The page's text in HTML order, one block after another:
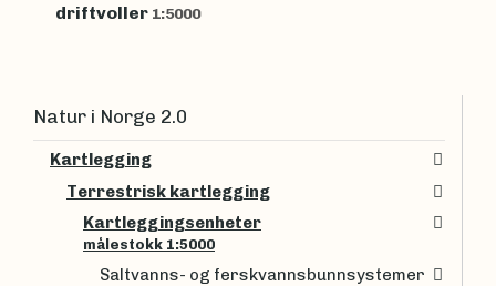
driftvoller 1:5000
Natur i Norge 2.0
Kartlegging
Terrestrisk kartlegging
Kartleggingsenheter
målestokk 1:5000
Saltvanns- og ferskvannsbunnsystemer